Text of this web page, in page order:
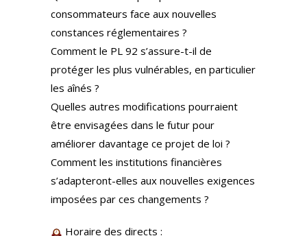
consommateurs face aux nouvelles
constances réglementaires ?
Comment le PL 92 s’assure-t-il de
protéger les plus vulnérables, en particulier
les aînés ?
Quelles autres modifications pourraient
être envisagées dans le futur pour
améliorer davantage ce projet de loi ?
Comment les institutions financières
s’adapteront-elles aux nouvelles exigences
imposées par ces changements ?
Horaire des directs :